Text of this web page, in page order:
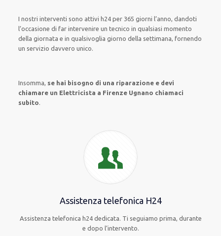
I nostri interventi sono attivi h24per 365 giorni l’anno, dandoti
l’occasione di farintervenire untecnico inqualsiasi momento
della giornata e inqualsivoglia giorno della settimana, fornendo
un serviziodavvero unico.
Insomma, se hai bisogno di una riparazione e devi
chiamare un Elettricista a Firenze Ugnano chiamaci
subito.
Assistenza telefonica H24
Assistenza telefonica h24 dedicata. Ti seguiamo prima, durante
e dopo l’intervento.